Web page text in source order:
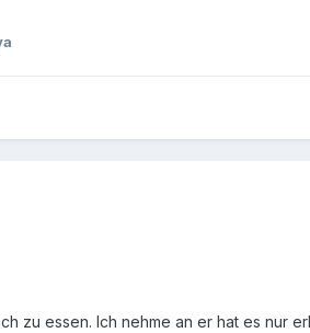
zu essen. Ich nehme an er hat es nur